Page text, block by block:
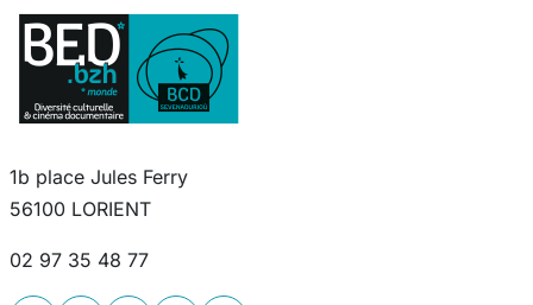
1b place Jules Ferry
56100 LORIENT
02 97 35 48 77